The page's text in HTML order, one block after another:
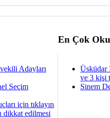
En Çok
Adayları
Seçim
için tıklayın
dikkat edilmesi
Üsküdar
ve 3 kişi
Sinem